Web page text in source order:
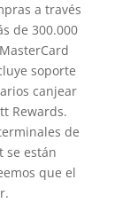
a través
de 300.000
soporte
canjear
Rewards.
de
se están
que el